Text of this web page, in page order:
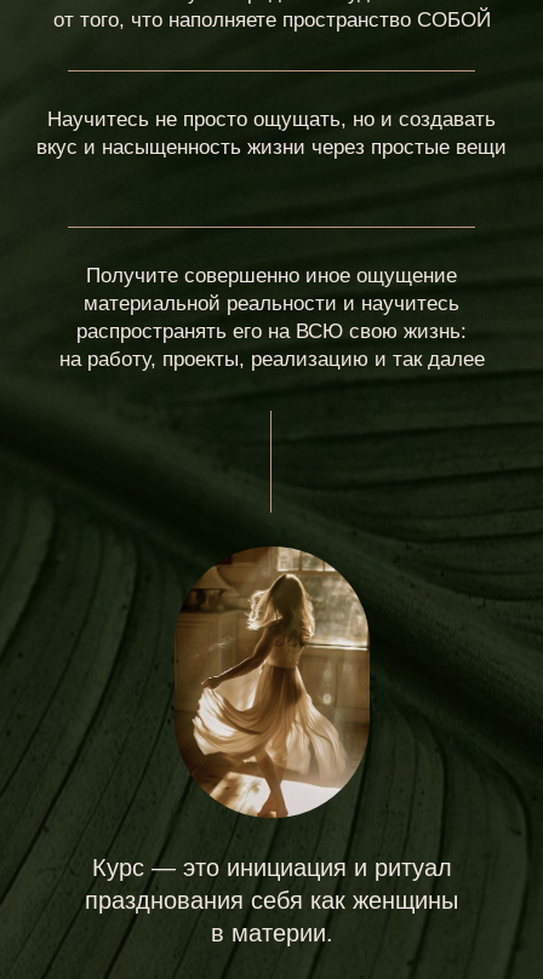
3 БЛОК
Получить доступ к
пространству курса
Этот курс —
инициация в новый
способ жить.
Кто проводит